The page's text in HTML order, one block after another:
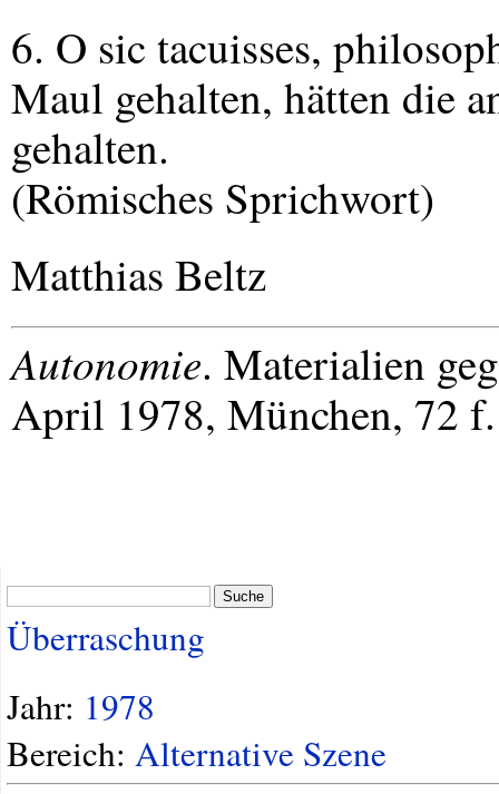
6. O sic tacuisses,
Maul gehalten, hätten die
gehalten.
(Römisches Sprichwort)
Matthias Beltz
Autonomie. Materialien
April 1978, München, 72 f.
Suche
Überraschung
Jahr: 1978
Bereich: Alternative Szene